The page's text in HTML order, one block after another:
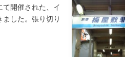
開催された、イ
した。張り切り